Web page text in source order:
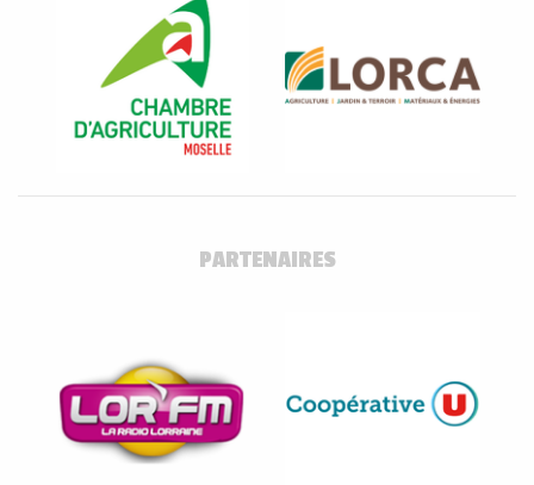
PARTENAIRES